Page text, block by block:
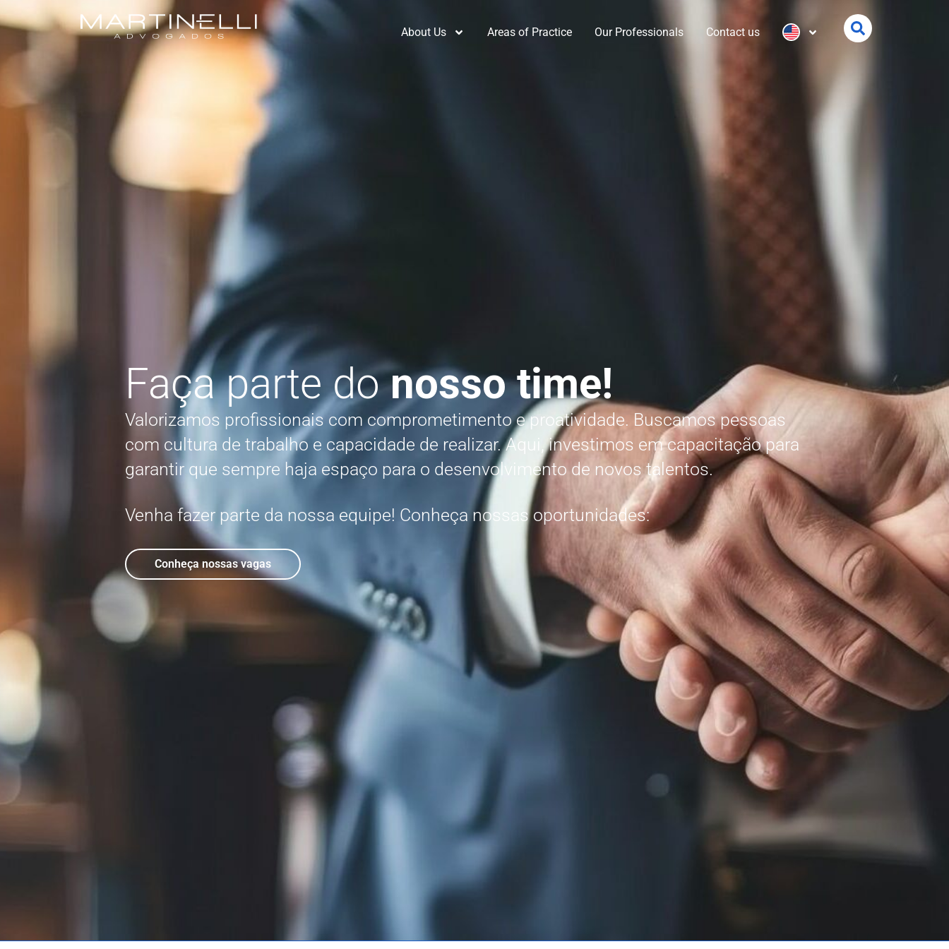
About Us Areas of Practice Our Professionals Contact us
Faça parte donosso time!
Valorizamos profissionais com comprometimento e proatividade. Buscamos pessoas
com cultura de trabalho e capacidade de realizar. Aqui, investimos em capacitação para
garantir que sempre haja espaço para o desenvolvimento de novos talentos.
Venha fazer parte da nossa equipe! Conheça nossas oportunidades:
Conheça nossas vagas